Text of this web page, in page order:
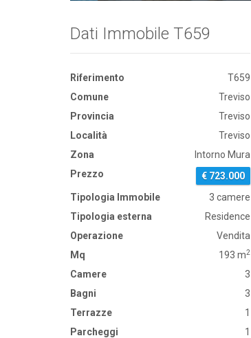
Dati Immobile T659
Riferimento
T659
Comune
Treviso
Provincia
Treviso
Località
Treviso
Zona
Intorno Mura
Prezzo
€ 723.000
Tipologia Immobile
3 camere
Tipologia esterna
Residence
Operazione
Vendita
Mq
193 m2
Camere
3
Bagni
3
Terrazze
1
Parcheggi
1